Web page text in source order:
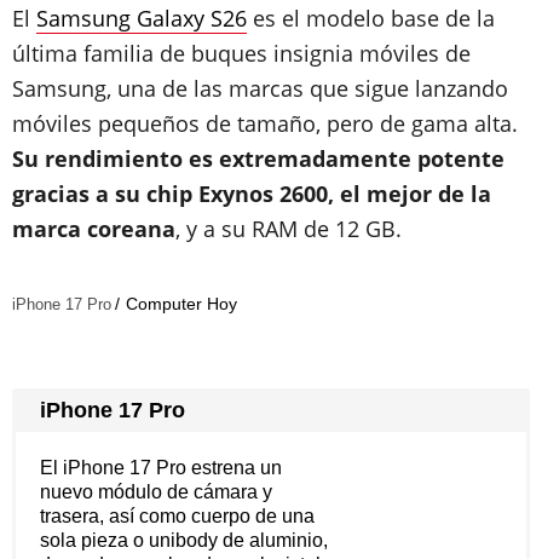
El Samsung Galaxy S26 es el modelo base de la
última familia de buques insignia móviles de
Samsung, una de las marcas que sigue lanzando
móviles pequeños de tamaño, pero de gama alta.
Su rendimiento es extremadamente potente
gracias a su chip Exynos 2600, el mejor de la
marca coreana, y a su RAM de 12 GB.
iPhone 17 Pro Computer Hoy
iPhone 17 Pro
El iPhone 17 Pro estrena un
nuevo módulo de cámara y
trasera, así como cuerpo de una
sola pieza o unibody de aluminio,